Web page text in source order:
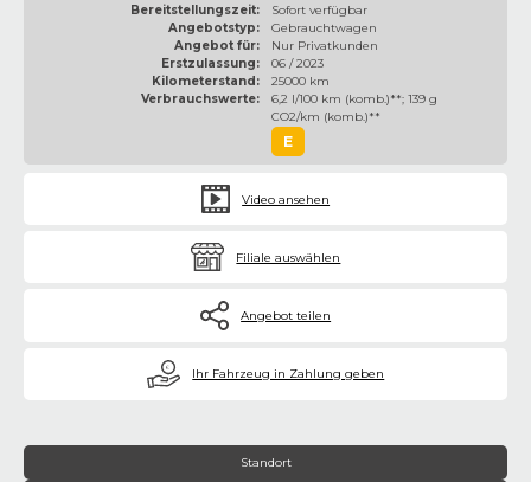
Bereitstellungszeit:
Sofort verfügbar
Angebotstyp:
Gebrauchtwagen
Angebot für:
Nur Privatkunden
Erstzulassung:
06 / 2023
Kilometerstand:
25000 km
Verbrauchswerte:
6,2 l/100 km (komb.)**; 139 g
CO2/km (komb.)**
E
Video ansehen
Filiale auswählen
Angebot teilen
€ Ihr Fahrzeug in Zahlung geben
Standort